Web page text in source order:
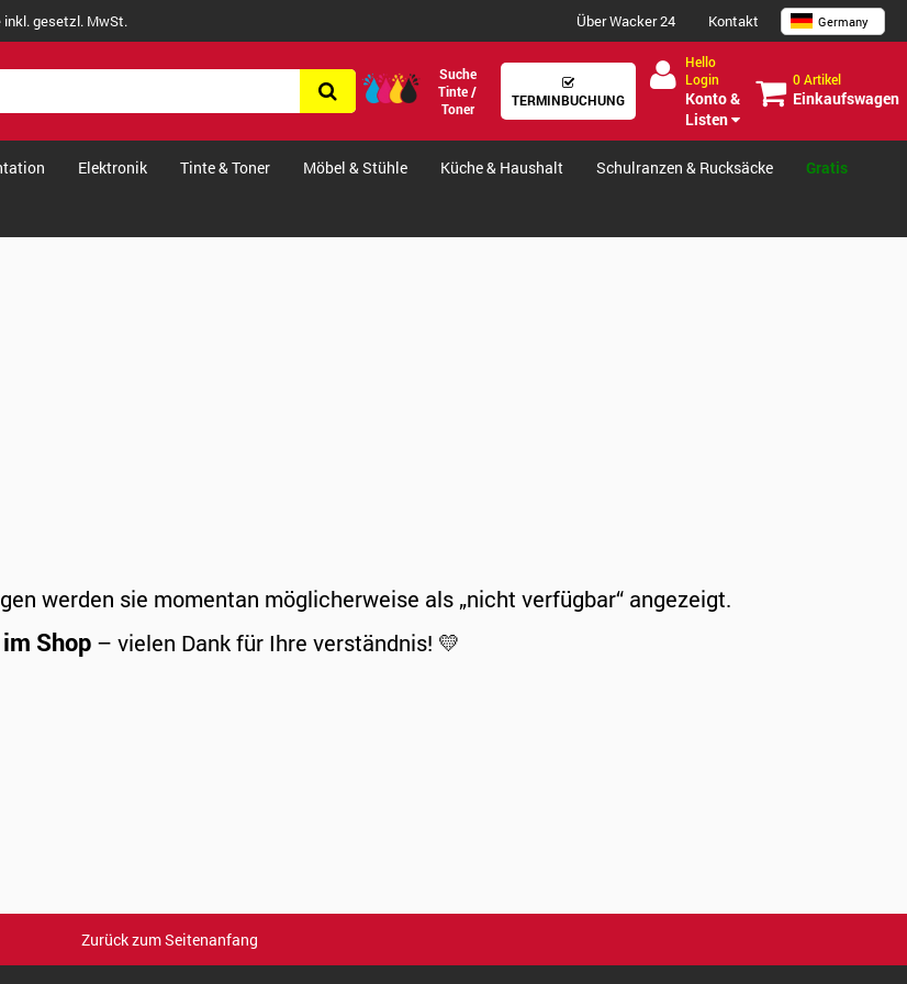
inkl. gesetzl. MwSt. Über Wacker 24 Kontakt Germany
Suche
Tinte /
Toner
TERMINBUCHUNG
Hello
Login
Konto &
Listen
0 Artikel
Einkaufswagen
Elektronik Tinte & Toner Möbel & Stühle Küche & Haushalt Schulranzen & Rucksäcke Gratis
werden sie momentan möglicherweise als „nicht verfügbar“ angezeigt.
Shop – vielen Dank für Ihre verständnis! 💛
Zurück zum Seitenanfang